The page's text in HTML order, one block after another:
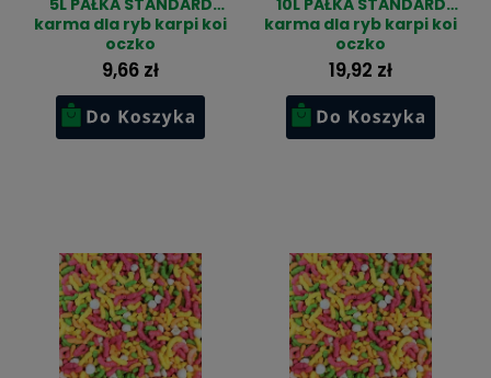
karma dla ryb karpi koi
oczko
9,66 zł
karma dla ryb karpi koi
oczko
19,92 zł